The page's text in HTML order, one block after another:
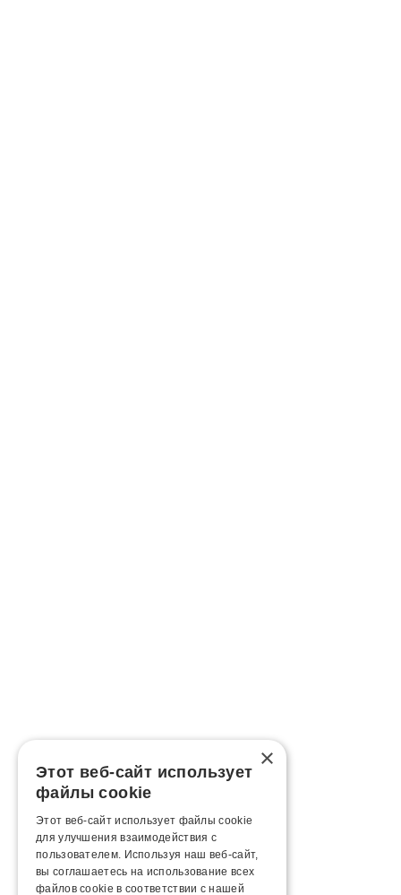
×
Этот веб-сайт использует
файлы cookie
Этот веб-сайт использует файлы cookie
для улучшения взаимодействия с
пользователем. Используя наш веб-сайт,
вы соглашаетесь на использование всех
файлов cookie в соответствии с нашей